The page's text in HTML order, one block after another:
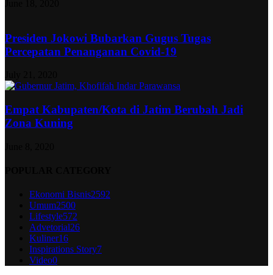
Presiden Jokowi Bubarkan Gugus Tugas
Percepatan Penanganan Covid-19
Empat Kabupaten/Kota di Jatim Berubah Jadi
Zona Kuning
Ekonomi Bisnis2592
Umum2500
Lifestyle572
Advetorial26
Kuliner16
Inspirations Story7
Video0